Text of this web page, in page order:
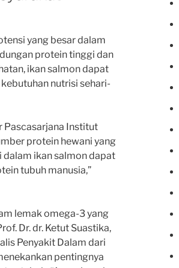
yang besar dalam
protein tinggi dan
ikan salmon dapat
nutrisi sehari-
Pascasarjana Institut
protein hewani yang
dalam ikan salmon dapat
tubuh manusia,”
lemak omega-3 yang
Dr. dr. Ketut Suastika,
Penyakit Dalam dari
pentingnya